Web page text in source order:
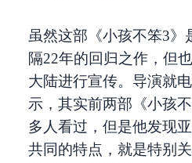
虽然这部《小孩不笨3》
隔22年的回归之作，但
大陆进行宣传。导演就
示，其实前两部《小孩
多人看过，但是他发现
共同的特点，就是特别